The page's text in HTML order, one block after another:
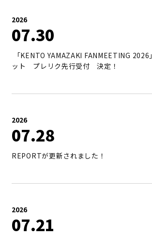
2026
07 30
「KENTO YAMAZAKI FANMEETING
ット プレリク先行受付 決定！
2026
07 28
REPORTが更新されました！
2026
07 21